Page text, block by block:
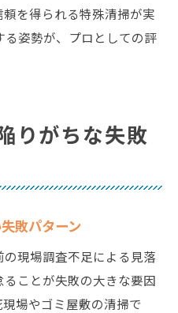
を得られる特殊清掃が実
る姿勢が、プロとしての評
りがちな失敗
敗パターン
現場調査不足による見落
ことが失敗の大きな要因
場やゴミ屋敷の清掃で